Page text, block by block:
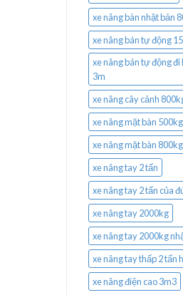
xe nâng bàn nhật bản
xe nâng bán tự động
xe nâng bán tự động đi
3m
xe nâng cây cảnh
xe nâng mặt bàn 500kg
xe nâng mặt bàn
xe nâng tay 2 tấn
xe nâng tay 2 tấn của
xe nâng tay 2000kg
xe nâng tay 2000kg
xe nâng tay thấp 2 tấn
xe nâng điện cao 3m3